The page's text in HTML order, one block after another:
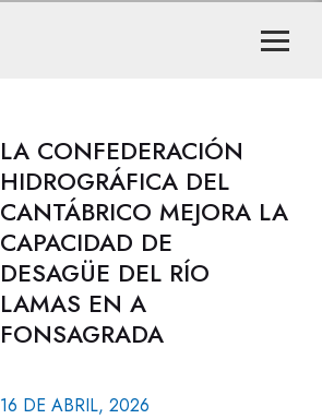
LA CONFEDERACIÓN
HIDROGRÁFICA DEL
CANTÁBRICO MEJORA LA
CAPACIDAD DE
DESAGÜE DEL RÍO
LAMAS EN A
FONSAGRADA
16 DE ABRIL, 2026